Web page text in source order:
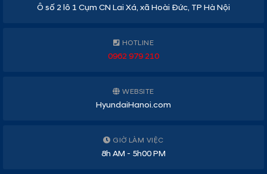
Ô số 2 lô 1 Cụm CN Lai Xá, xã Hoài Đức, TP Hà Nội
HOTLINE
0962 979 210
WEBSITE
HyundaiHanoi.com
GIỜ LÀM VIỆC
8h AM - 5h00 PM